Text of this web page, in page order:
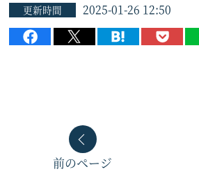
更新時間 2025-01-26 12:50
前のページ